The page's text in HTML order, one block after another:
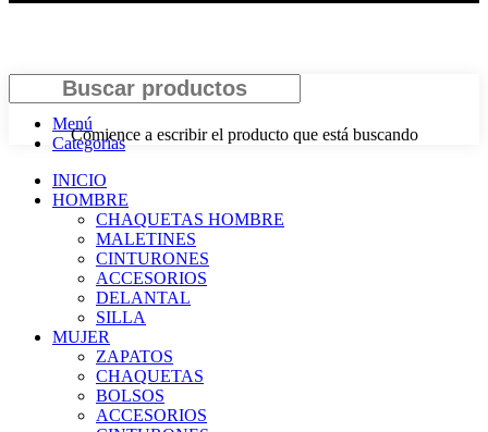
Comience a escribir el producto que está buscando
Buscar
Menú
Categorías
INICIO
HOMBRE
CHAQUETAS HOMBRE
MALETINES
CINTURONES
ACCESORIOS
DELANTAL
SILLA
MUJER
ZAPATOS
CHAQUETAS
BOLSOS
ACCESORIOS